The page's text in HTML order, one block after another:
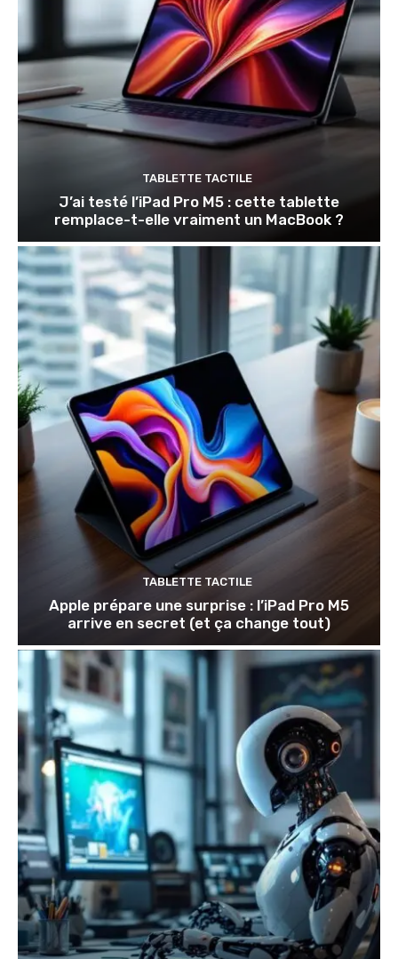
TABLETTE TACTILE
J’ai testé l’iPad Pro M5 : cette tablette
remplace-t-elle vraiment un MacBook ?
TABLETTE TACTILE
Apple prépare une surprise : l’iPad Pro M5
arrive en secret (et ça change tout)